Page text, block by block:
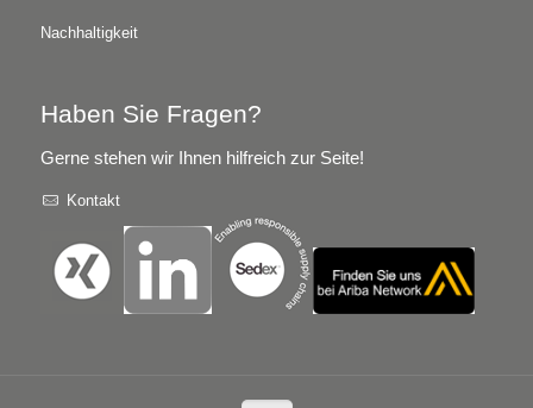
Nachhaltigkeit
Haben Sie Fragen?
Gerne stehen wir Ihnen hilfreich zur Seite!
Kontakt